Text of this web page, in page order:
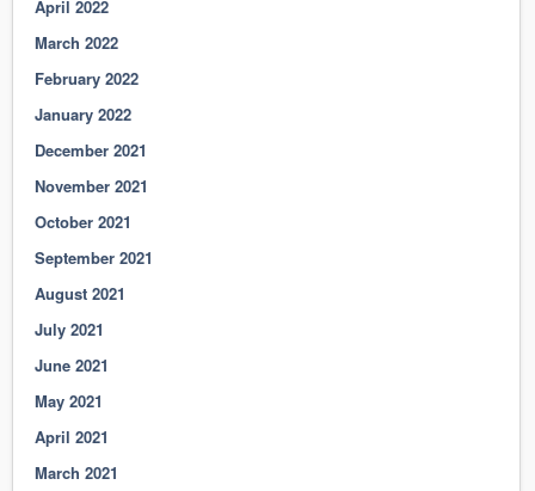
April 2022
March 2022
February 2022
January 2022
December 2021
November 2021
October 2021
September 2021
August 2021
July 2021
June 2021
May 2021
April 2021
March 2021